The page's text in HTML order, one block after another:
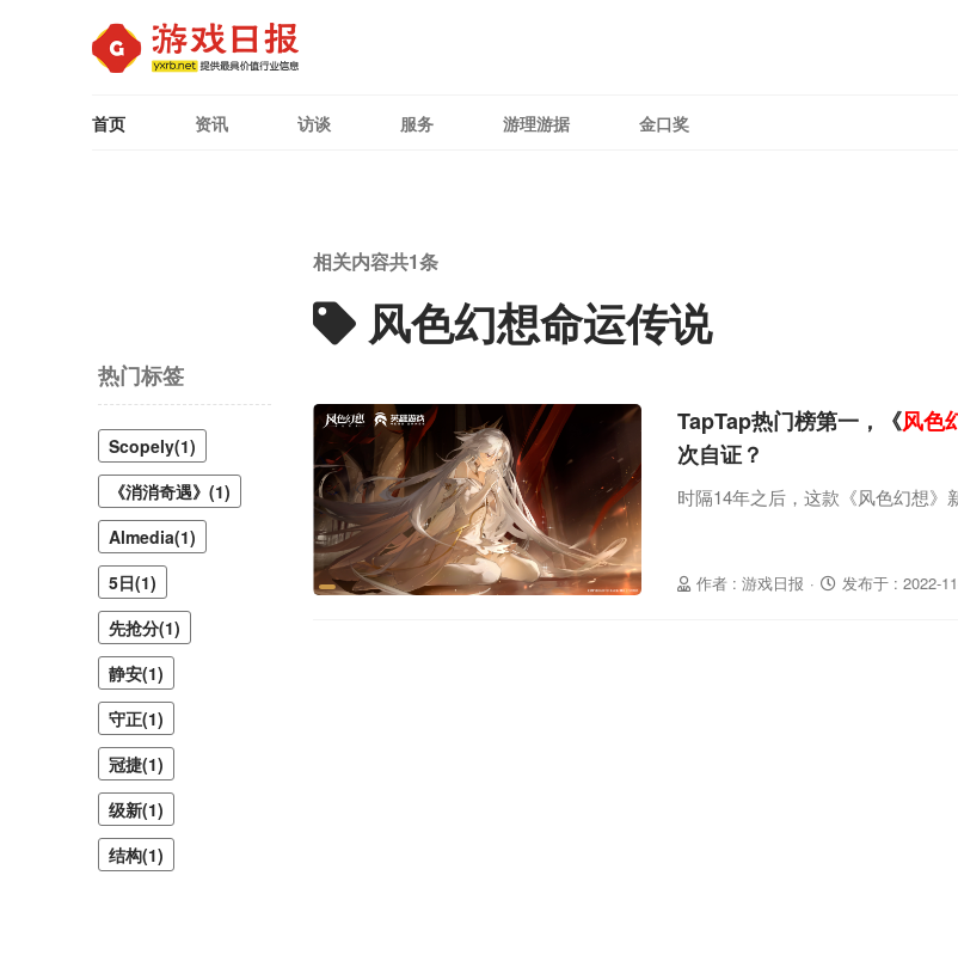
首页 资讯 访谈 服务 游理游据 金口奖
热门标签
Scopely(1)
《消消奇遇》(1)
Almedia(1)
5日(1)
先抢分(1)
静安(1)
守正(1)
冠捷(1)
级新(1)
结构(1)
相关内容共1条
风色幻想命运传说
作者 : 游戏日报 · 发布于 : 2022-
TapTap热门榜第一，《风色
次自证？
时隔14年之后，这款《风色幻想》